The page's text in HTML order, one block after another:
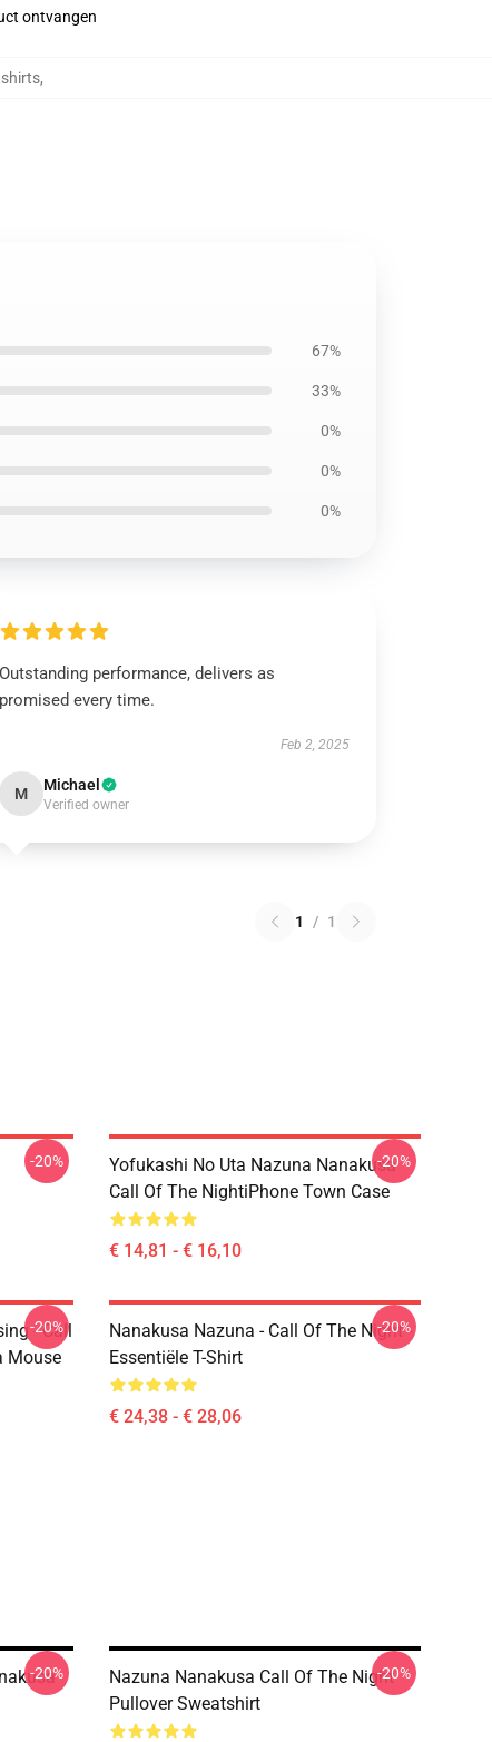
ontvangen
,
67%
33%
0%
0%
0%
Outstanding performance, delivers as
promised every time.
Feb 2, 2025
M Michael
Verified owner
1 / 1
-20%
Yofukashi No Uta Nazuna Nanakusa
Call Of The NightiPhone Town Case
€ 14,81 - € 16,10
-20%
- Call
Mouse
-20%
Nanakusa Nazuna - Call Of The Night -
Essentiële T-Shirt
€ 24,38 - € 28,06
-20%
-20%
Nazuna Nanakusa Call Of The Night
Pullover Sweatshirt
-20%